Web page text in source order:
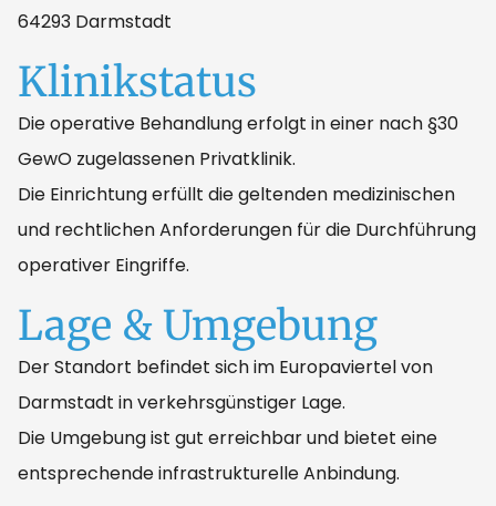
64293 Darmstadt
Klinikstatus
Die operative Behandlung erfolgt in einer nach §30
GewO zugelassenen Privatklinik.
Die Einrichtung erfüllt die geltenden medizinischen
und rechtlichen Anforderungen für die Durchführung
operativer Eingriffe.
Lage & Umgebung
Der Standort befindet sich im Europaviertel von
Darmstadt in verkehrsgünstiger Lage.
Die Umgebung ist gut erreichbar und bietet eine
entsprechende infrastrukturelle Anbindung.